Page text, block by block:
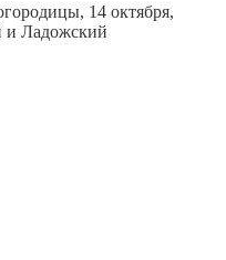
14 октября,
и Ладожский